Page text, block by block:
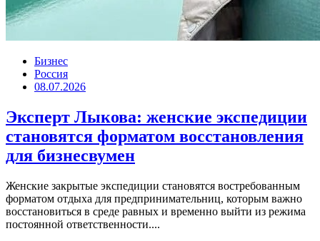
Бизнес
Россия
08.07.2026
Эксперт Лыкова: женские экспедиции
становятся форматом восстановления
для бизнесвумен
Женские закрытые экспедиции становятся востребованным
форматом отдыха для предпринимательниц, которым важно
восстановиться в среде равных и временно выйти из режима
постоянной ответственности....